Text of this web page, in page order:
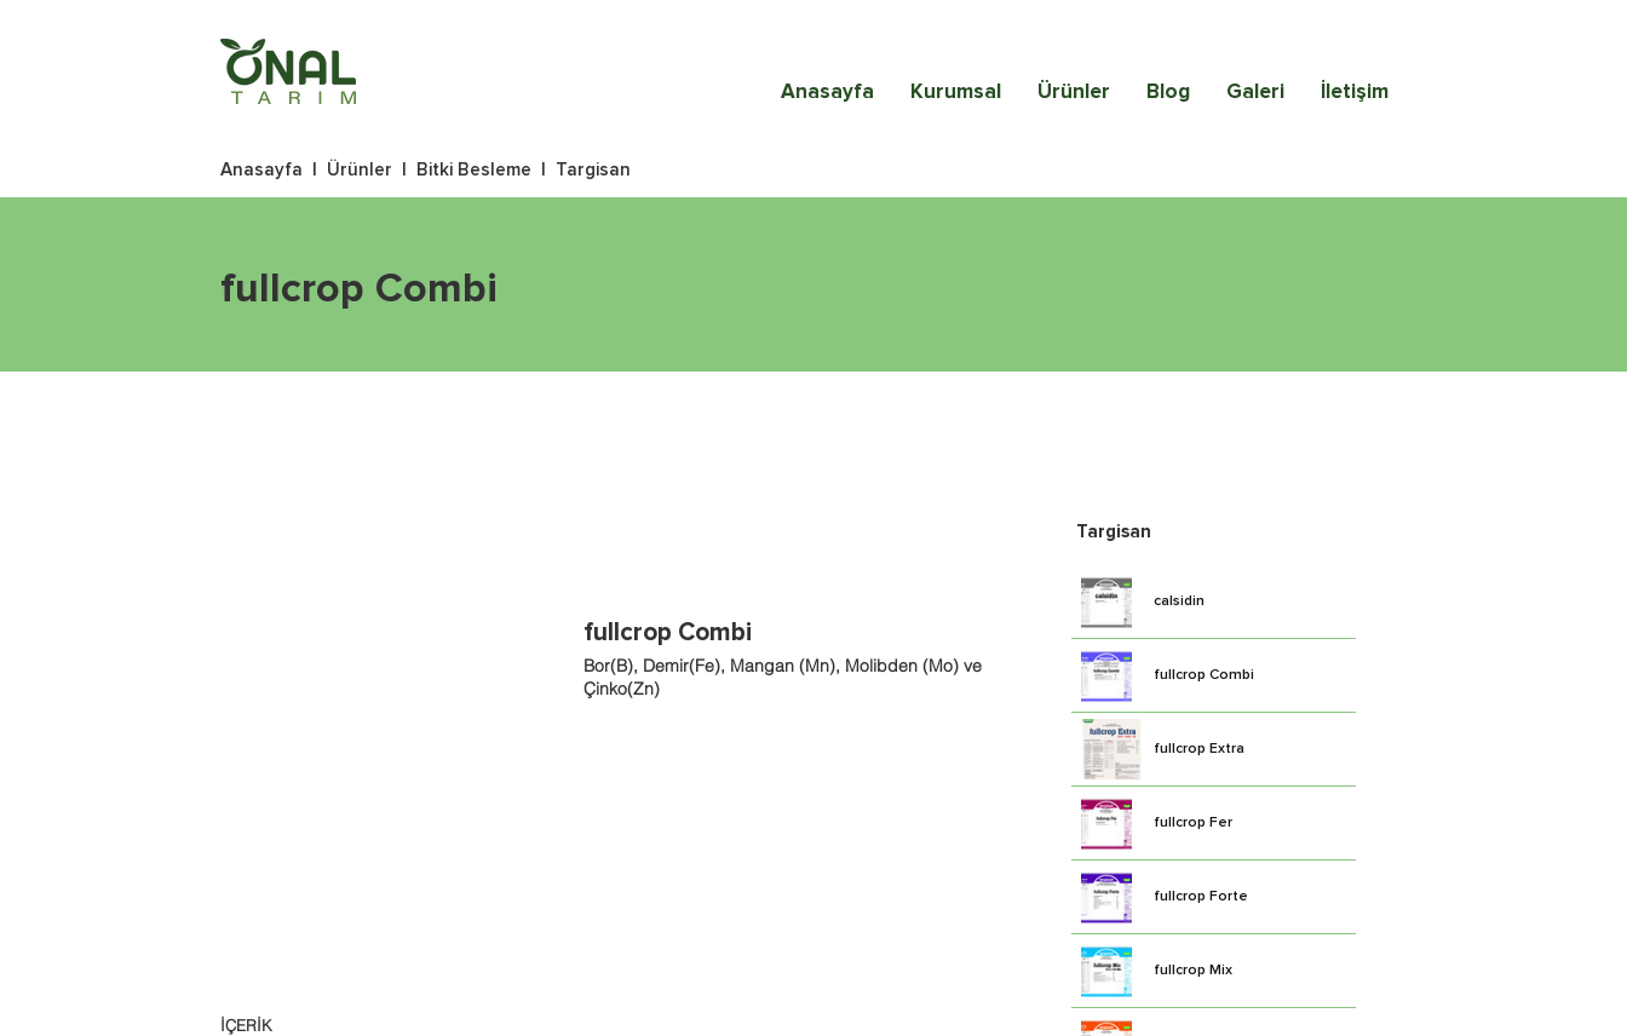
Anasayfa Kurumsal Ürünler Blog Galeri İletişim
Anasayfa Ürünler Bitki Besleme Targisan
fullcrop Combi
fullcrop Combi
Bor(B), Demir(Fe), Mangan (Mn), Molibden (Mo) ve
Çinko(Zn)
İÇERİK
Targisan
calsidin
fullcrop Combi
fullcrop Extra
fullcrop Fer
fullcrop Forte
fullcrop Mix